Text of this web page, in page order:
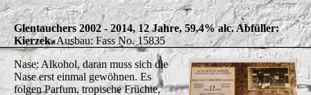
Glentauchers 2002 - 2014, 12 Jahre, 59,4% alc. Abfüller:
Kierzek.Ausbau: Fass No. 15835
Nase: Alkohol, daran muss sich die
Nase erst einmal gewöhnen. Es
folgen Parfum, tropische Früchte,